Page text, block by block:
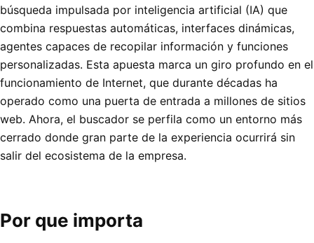
búsqueda impulsada por inteligencia artificial (IA) que
combina respuestas automáticas, interfaces dinámicas,
agentes capaces de recopilar información y funciones
personalizadas. Esta apuesta marca un giro profundo en el
funcionamiento de Internet, que durante décadas ha
operado como una puerta de entrada a millones de sitios
web. Ahora, el buscador se perfila como un entorno más
cerrado donde gran parte de la experiencia ocurrirá sin
salir del ecosistema de la empresa.
Por que importa